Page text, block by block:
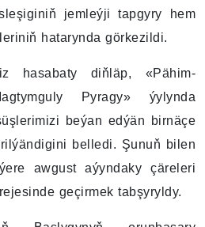
jemleýji tapgyry hem
hatarynda görkezildi.
hasabaty diňläp, «Pähim-
Pyragy» ýylynda
beýan edýän birnäçe
belledi. Şunuň bilen
awgust aýyndaky çäreleri
geçirmek tabşyryldy.